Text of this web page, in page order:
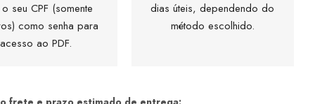
seu CPF (somente
como senha para
acesso ao PDF.
dias úteis, dependendo do
método escolhido.